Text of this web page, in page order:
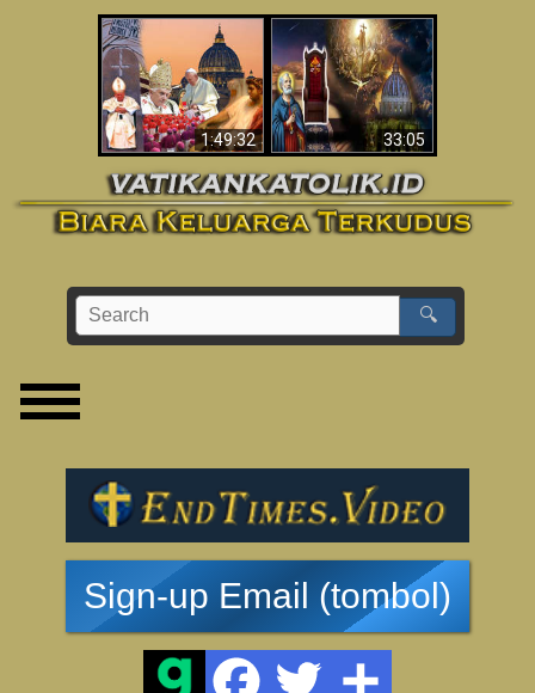
1:49:32
Wahyu di Vatikan
Sekarang
33:05
Apakah Alkitab
Memprediksikan 70
Tahun Tanpa
Seorang Paus?
🔍
Sign-up Email (tombol)